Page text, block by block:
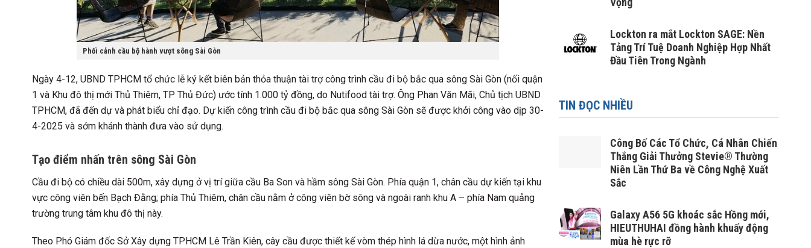
Phối cảnh cầu bộ hành vượt sông Sài Gòn
Ngày 4-12, UBND TPHCM tổ chức lễ ký kết biên bản thỏa thuận tài trợ công trình cầu đi bộ bắc qua sông Sài Gòn (nối quận
1 và Khu đô thị mới Thủ Thiêm, TP Thủ Đức) ước tính 1.000 tỷ đồng, do Nutifood tài trợ. Ông Phan Văn Mãi, Chủ tịch UBND
TPHCM, đã đến dự và phát biểu chỉ đạo. Dự kiến công trình cầu đi bộ bắc qua sông Sài Gòn sẽ được khởi công vào dịp 30-
4-2025 và sớm khánh thành đưa vào sử dụng.
Tạo điểm nhấn trên sông Sài Gòn
Cầu đi bộ có chiều dài 500m, xây dựng ở vị trí giữa cầu Ba Son và hầm sông Sài Gòn. Phía quận 1, chân cầu dự kiến tại khu
vực công viên bến Bạch Đằng; phía Thủ Thiêm, chân cầu nằm ở công viên bờ sông và ngoài ranh khu A – phía Nam quảng
trường trung tâm khu đô thị này.
Theo Phó Giám đốc Sở Xây dựng TPHCM Lê Trần Kiên, cây cầu được thiết kế vòm thép hình lá dừa nước, một hình ảnh
Lockton ra mắt Lockton SAGE: Nền
Tảng Trí Tuệ Doanh Nghiệp Hợp Nhất
Đầu Tiên Trong Ngành
TIN ĐỌC NHIỀU
Công Bố Các Tổ Chức, Cá Nhân Chiến
Thắng Giải Thưởng Stevie® Thường
Niên Lần Thứ Ba về Công Nghệ Xuất
Sắc
Galaxy A56 5G khoác sắc Hồng mới,
HIEUTHUHAI đồng hành khuấy động
mùa hè rực rỡ